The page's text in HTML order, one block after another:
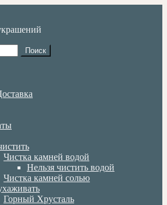
Поиск
Чистка камней водой
Нельзя чистить водой
Чистка камней солью
Горный Хрусталь